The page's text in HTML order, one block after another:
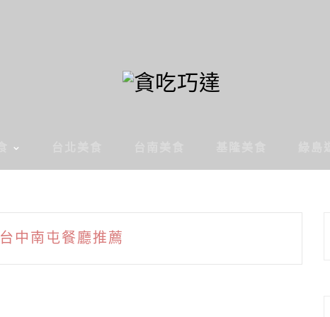
台中南屯餐廳推薦